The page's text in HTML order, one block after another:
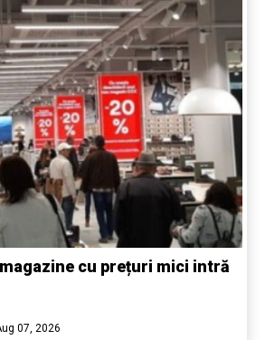
cu prețuri mici intră
07, 2026